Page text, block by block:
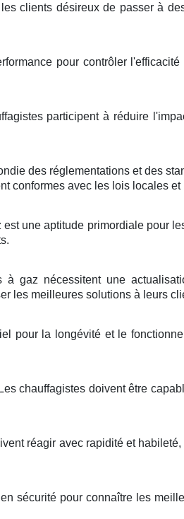
clients désireux de passer à
pour contrôler
participent à réduire
des réglementations et des
conformes avec les lois locales et
une aptitude primordiale pour
gaz nécessitent une
les meilleures solutions à leurs
pour la longévité et le
chauffagistes doivent être
réagir avec rapidité et
sécurité pour connaître les